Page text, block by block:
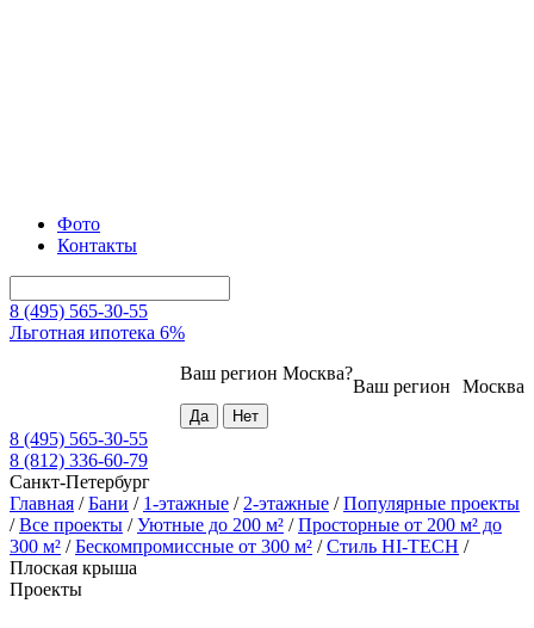
Фото
Контакты
8 (495) 565-30-55
Льготная ипотека 6%
Москва
Ваш регион
Ваш регион Москва?
8 (495) 565-30-55
8 (812) 336-60-79
Санкт-Петербург
Главная /Бани / 1-этажные / 2-этажные /Популярные проекты
/Все проекты /Уютные до 200 м² /Просторные от 200 м² до
300 м² /Бескомпромиссные от 300 м² /Стиль HI-TECH /
Плоская крыша
Проекты